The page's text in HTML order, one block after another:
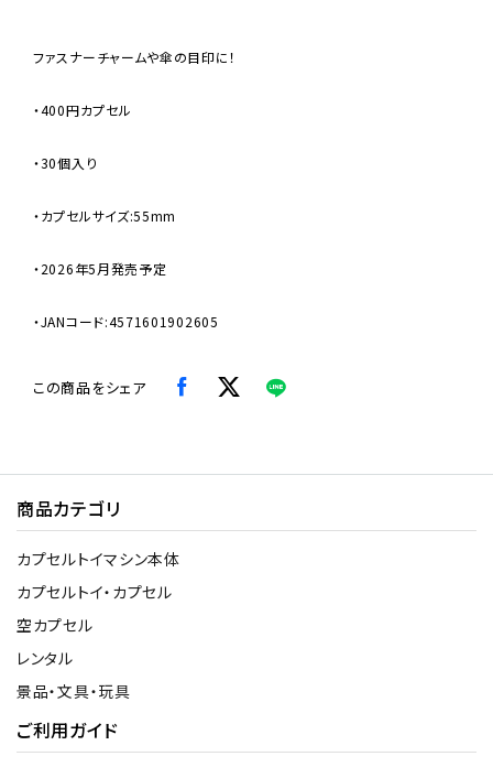
ファスナーチャームや傘の目印に！
・400円カプセル
・30個入り
・カプセルサイズ:55mm
・2026年5月発売予定
・JANコード:4571601902605
この商品をシェア
商品カテゴリ
カプセルトイマシン本体
カプセルトイ・カプセル
空カプセル
レンタル
景品・文具・玩具
ご利用ガイド